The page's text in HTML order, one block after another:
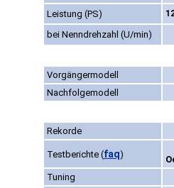
Leistung (PS)
bei Nenndrehzahl (U/min)
Vorgängermodell
Nachfolgemodell
Rekorde
Testberichte (faq)
Tuning